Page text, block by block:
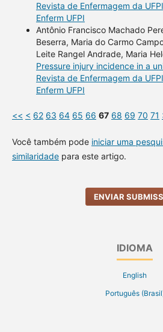
Revista de Enfermagem da
Enferm UFPI
Antônio Francisco Machado
Beserra, Maria do Carmo
Leite Rangel Andrade, Maria
Pressure injury incidence in a
Revista de Enfermagem da
Enferm UFPI
<< < 62 63 64 65 66 67 68 69 70 71
Você também pode iniciar uma
similaridadepara este artigo.
ENVIAR
IDIOMA
English
Português